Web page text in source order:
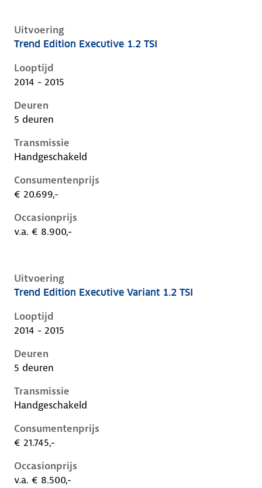
Uitvoering
Volkswagen Golf vii, 1.2 tsi, 63 kW, Benzine, 5 deuren
Trend Edition Executive 1.2 TSI
Looptijd
2014 - 2015
Deuren
5 deuren
Transmissie
Handgeschakeld
Consumentenprijs
€ 20.699,-
Occasionprijs
v.a. € 8.900,-
Uitvoering
Volkswagen Golf vii, variant 1.2 tsi, 63 kW, Benzine,
Trend Edition Executive Variant 1.2 TSI
Looptijd
2014 - 2015
Deuren
5 deuren
Transmissie
Handgeschakeld
Consumentenprijs
€ 21.745,-
Occasionprijs
v.a. € 8.500,-